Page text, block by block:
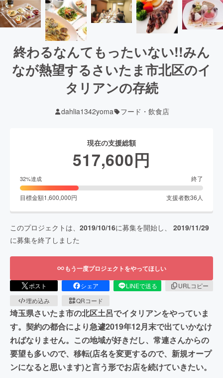
終わるなんてもったいない!!みん
なが熱望するさいたま市北区のイ
タリアンの存続
dahlia1342yoma フード・飲食店
現在の支援総額
517,600円
32%達成 終了
目標金額1,600,000円 支援者数36 人
このプロジェクトは、 2019/10/16に募集を開始し、 2019/11/29
に募集を終了しました
もう一度プロジェクトをやってほしい
ポスト シェア LINEで送る
URLコピー
埋め込み
QRコード
埼玉県さいたま市の北区土呂でイタリアンをやっていま
す。契約の都合により急遽2019年12月末で出ていかなけ
ればなりません。この地域が好きだし、常連さんからの
要望も多いので、移転(店名を変更するので、新規オープ
ンになると思います)と言う形でお店を続けていきたい。